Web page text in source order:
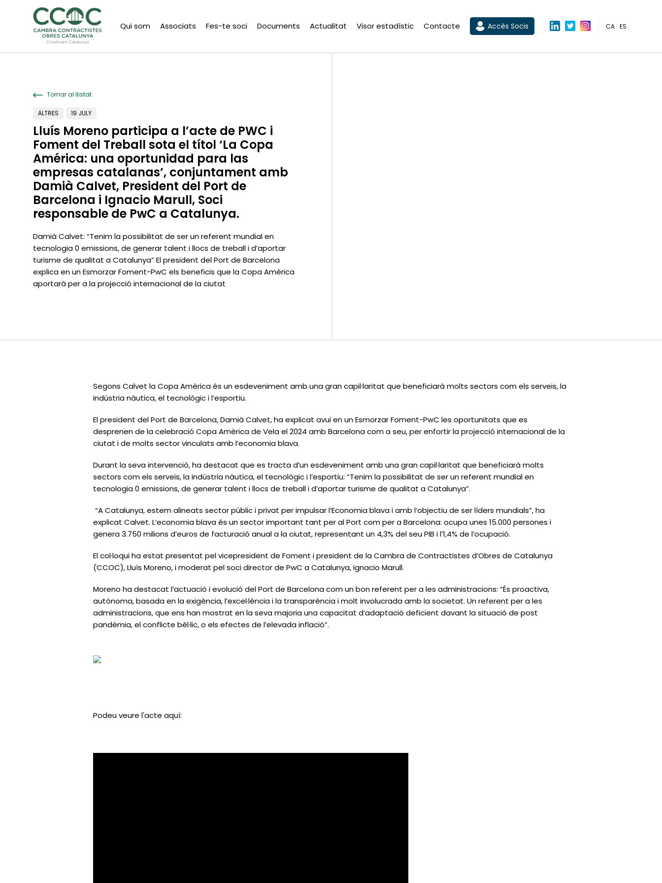
Qui som Associats Fes-te soci Documents Actualitat Visor estadístic Contacte Accès Socis CA ES
Tornar al llistat
ALTRES 19 JULY
Lluís Moreno participa a l’acte de PWC i
Foment del Treball sota el títol ‘La Copa
América: una oportunidad para las
empresas catalanas’, conjuntament amb
Damià Calvet, President del Port de
Barcelona i Ignacio Marull, Soci
responsable de PwC a Catalunya.
Damià Calvet: “Tenim la possibilitat de ser un referent mundial en
tecnologia 0 emissions, de generar talent i llocs de treball i d’aportar
turisme de qualitat a Catalunya” El president del Port de Barcelona
explica en un Esmorzar Foment-PwC els beneficis que la Copa Amèrica
aportarà per a la projecció internacional de la ciutat
Segons Calvet la Copa Amèrica és un esdeveniment amb una gran capil·laritat que beneficiarà molts sectors com els serveis, la
indústria nàutica, el tecnològic i l’esportiu.
El president del Port de Barcelona, Damià Calvet, ha explicat avui en un Esmorzar Foment-PwC les oportunitats que es
desprenen de la celebració Copa Amèrica de Vela el 2024 amb Barcelona com a seu, per enfortir la projecció internacional de la
ciutat i de molts sector vinculats amb l’economia blava.
Durant la seva intervenció, ha destacat que es tracta d’un esdeveniment amb una gran capil·laritat que beneficiarà molts
sectors com els serveis, la indústria nàutica, el tecnològic i l’esportiu: “Tenim la possibilitat de ser un referent mundial en
tecnologia 0 emissions, de generar talent i llocs de treball i d’aportar turisme de qualitat a Catalunya”.
“A Catalunya, estem alineats sector públic i privat per impulsar l’Economia blava i amb l’objectiu de ser líders mundials”, ha
explicat Calvet. L’economia blava és un sector important tant per al Port com per a Barcelona: ocupa unes 15.000 persones i
genera 3.750 milions d’euros de facturació anual a la ciutat, representant un 4,3% del seu PIB i l’1,4% de l’ocupació.
El col·loqui ha estat presentat pel vicepresident de Foment i president de la Cambra de Contractistes d’Obres de Catalunya
(CCOC), Lluís Moreno, i moderat pel soci director de PwC a Catalunya, Ignacio Marull.
Moreno ha destacat l’actuació i evolució del Port de Barcelona com un bon referent per a les administracions: “És proactiva,
autònoma, basada en la exigència, l’excel·lència i la transparència i molt involucrada amb la societat. Un referent per a les
administracions, que ens han mostrat en la seva majoria una capacitat d’adaptació deficient davant la situació de post
pandèmia, el conflicte bèl·lic, o els efectes de l’elevada inflació”.
Podeu veure l'acte aquí: